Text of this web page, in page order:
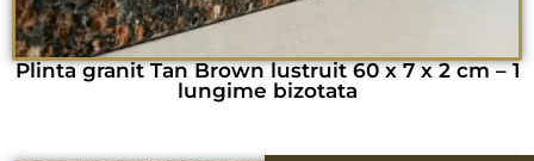
Plinta granit Tan Brown lustruit 60 x 7 x 2 cm – 1
lungime bizotata